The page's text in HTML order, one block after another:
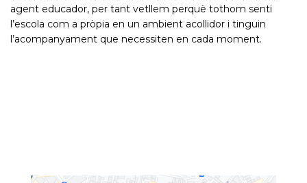
agent educador, per tant vetllem perquè tothom senti
l’escola com a pròpia en un ambient acollidor i tinguin
l’acompanyament que necessiten en cada moment.